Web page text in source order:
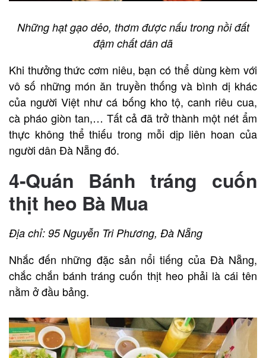
Những hạt gạo dẻo, thơm được nấu trong nồi đất
đậm chất dân dã
Khi thưởng thức cơm niêu, bạn có thể dùng kèm với
vô số những món ăn truyền thống và bình dị khác
của người Việt như cá bống kho tộ, canh riêu cua,
cà pháo giòn tan,… Tất cả đã trở thành một nét ẩm
thực không thể thiếu trong mỗi dịp liên hoan của
người dân Đà Nẵng đó.
4-Quán Bánh tráng cuốn
thịt heo Bà Mua
Địa chỉ: 95 Nguyễn Tri Phương, Đà Nẵng
Nhắc đến những đặc sản nổi tiếng của Đà Nẵng,
chắc chắn bánh tráng cuốn thịt heo phải là cái tên
nằm ở đầu bảng.